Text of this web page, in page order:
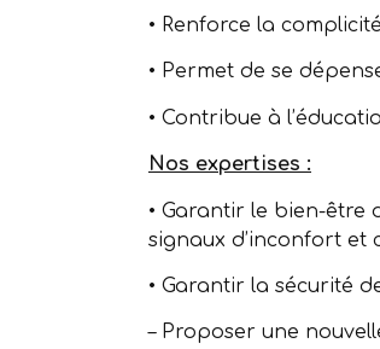
•⁠ ⁠Renforce la complicité
•⁠ ⁠Permet de se
•⁠ ⁠Contribue à
Nos expertises :
•⁠ ⁠Garantir le bien-être
signaux d’inconfort et
•⁠ ⁠Garantir la sécurité
– Proposer une